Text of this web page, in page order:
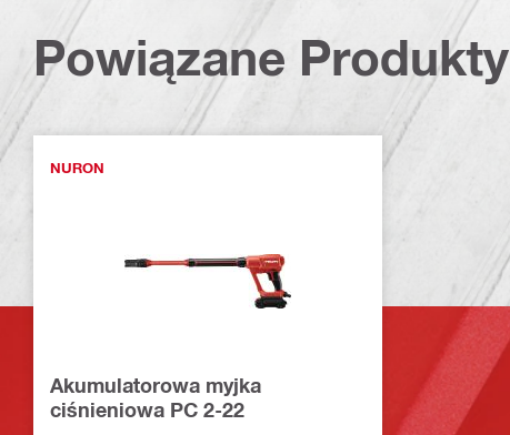
Powiązane Produkty
NURON
Akumulatorowa myjka
ciśnieniowa PC 2-22